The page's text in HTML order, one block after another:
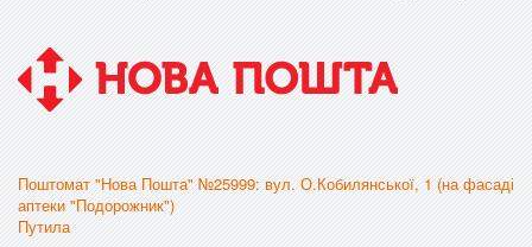
Поштомат "Нова Пошта" №25999: вул. О.Кобилянської, 1 (на фасаді
аптеки "Подорожник")
Путила